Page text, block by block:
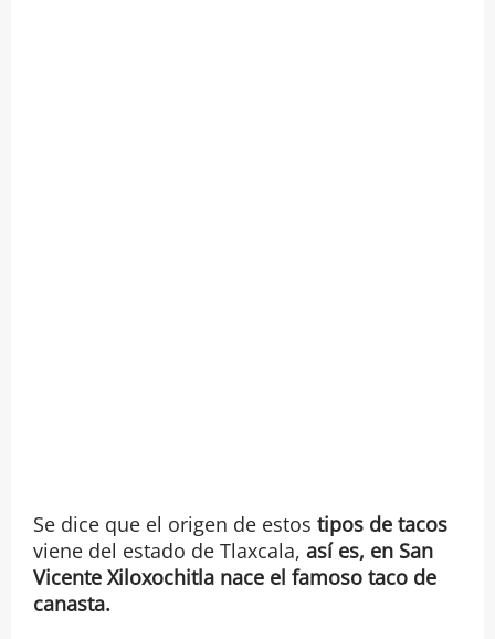
Se dice que el origen de estos tipos de tacos
viene del estado de Tlaxcala, así es, en San
Vicente Xiloxochitla nace el famoso taco de
canasta.